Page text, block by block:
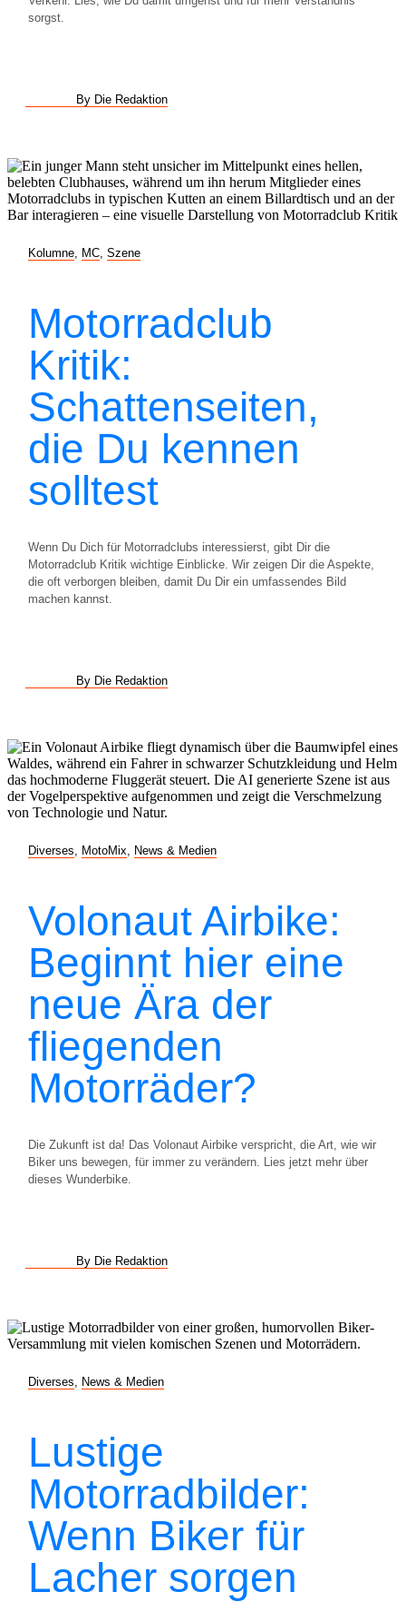
sorgst.
By Die Redaktion
Kolumne MC Szene
Motorradclub
Kritik:
Schattenseiten,
die Du kennen
solltest
Wenn Du Dich für Motorradclubs interessierst, gibt Dir die
Motorradclub Kritik wichtige Einblicke. Wir zeigen Dir die Aspekte,
die oft verborgen bleiben, damit Du Dir ein umfassendes Bild
machen kannst.
By Die Redaktion
Diverses MotoMix News & Medien
Volonaut Airbike:
Beginnt hier eine
neue Ära der
fliegenden
Motorräder?
Die Zukunft ist da! Das Volonaut Airbike verspricht, die Art, wie wir
Biker uns bewegen, für immer zu verändern. Lies jetzt mehr über
dieses Wunderbike.
By Die Redaktion
Diverses News & Medien
Lustige
Motorradbilder:
Wenn Biker für
Lacher sorgen